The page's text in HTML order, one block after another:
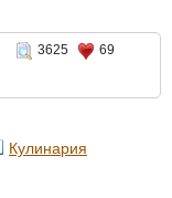
3625
69
Кулинария